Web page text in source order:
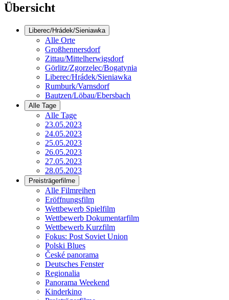
Übersicht
Liberec/Hrádek/Sieniawka
Alle Orte
Großhennersdorf
Zittau/Mittelherwigsdorf
Görlitz/Zgorzelec/Bogatynia
Liberec/Hrádek/Sieniawka
Rumburk/Varnsdorf
Bautzen/Löbau/Ebersbach
Alle Tage
Alle Tage
23.05.2023
24.05.2023
25.05.2023
26.05.2023
27.05.2023
28.05.2023
Preisträgerfilme
Alle Filmreihen
Eröffnungsfilm
Wettbewerb Spielfilm
Wettbewerb Dokumentarfilm
Wettbewerb Kurzfilm
Fokus: Post Soviet Union
Polski Blues
České panorama
Deutsches Fenster
Regionalia
Panorama Weekend
Kinderkino